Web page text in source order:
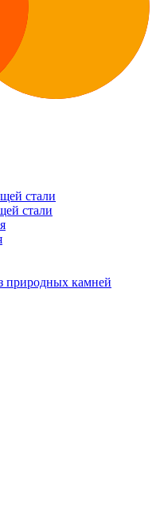
стали
стали
природных камней